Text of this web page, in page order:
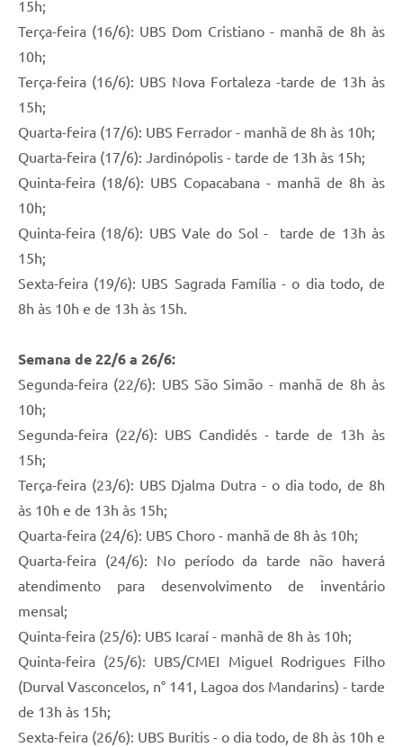
15h;
Terça-feira (16/6): UBS Dom Cristiano - manhã de 8h às
10h;
Terça-feira (16/6): UBS Nova Fortaleza -tarde de 13h às
15h;
Quarta-feira (17/6): UBS Ferrador - manhã de 8h às 10h;
Quarta-feira (17/6): Jardinópolis - tarde de 13h às 15h;
Quinta-feira (18/6): UBS Copacabana - manhã de 8h às
10h;
Quinta-feira (18/6): UBS Vale do Sol - tarde de 13h às
15h;
Sexta-feira (19/6): UBS Sagrada Família - o dia todo, de
8h às 10h e de 13h às 15h.
Semana de 22/6 a 26/6:
Segunda-feira (22/6): UBS São Simão - manhã de 8h às
10h;
Segunda-feira (22/6): UBS Candidés - tarde de 13h às
15h;
Terça-feira (23/6): UBS Djalma Dutra - o dia todo, de 8h
às 10h e de 13h às 15h;
Quarta-feira (24/6): UBS Choro - manhã de 8h às 10h;
Quarta-feira (24/6): No período da tarde não haverá
atendimento para desenvolvimento de inventário
mensal;
Quinta-feira (25/6): UBS Icaraí - manhã de 8h às 10h;
Quinta-feira (25/6): UBS/CMEI Miguel Rodrigues Filho
(Durval Vasconcelos, n° 141, Lagoa dos Mandarins) - tarde
de 13h às 15h;
Sexta-feira (26/6): UBS Buritis - o dia todo, de 8h às 10h e